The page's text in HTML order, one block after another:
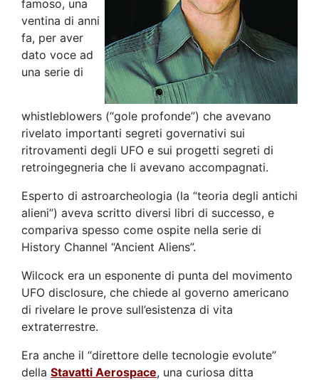
famoso, una
ventina di anni
fa, per aver
dato voce ad
una serie di
whistleblowers (“gole profonde”) che avevano
rivelato importanti segreti governativi sui
ritrovamenti degli UFO e sui progetti segreti di
retroingegneria che li avevano accompagnati.
Esperto di astroarcheologia (la “teoria degli antichi
alieni”) aveva scritto diversi libri di successo, e
compariva spesso come ospite nella serie di
History Channel “Ancient Aliens”.
Wilcock era un esponente di punta del movimento
UFO disclosure, che chiede al governo americano
di rivelare le prove sull’esistenza di vita
extraterrestre.
Era anche il “direttore delle tecnologie evolute”
della Stavatti Aerospace, una curiosa ditta